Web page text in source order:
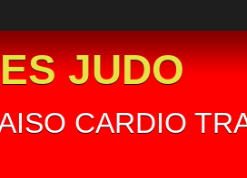
JUDO
CARDIO